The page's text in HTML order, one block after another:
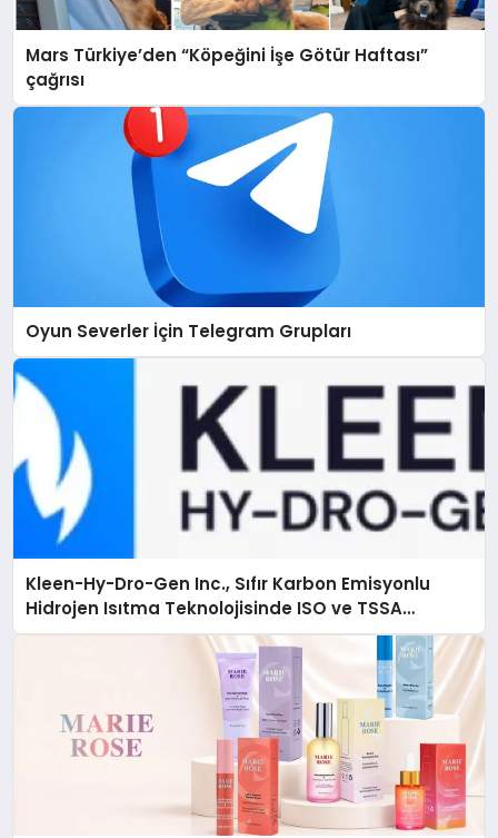
Mars Türkiye’den “Köpeğini İşe Götür Haftası”
çağrısı
Oyun Severler İçin Telegram Grupları
Kleen-Hy-Dro-Gen Inc., Sıfır Karbon Emisyonlu
Hidrojen Isıtma Teknolojisinde ISO ve TSSA
Düzenleyici Onaylarını Aldı